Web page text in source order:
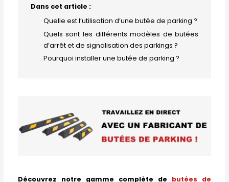
Dans cet article :
Quelle est l’utilisation d’une butée de parking ?
Quels sont les différents modèles de butées
d’arrêt et de signalisation des parkings ?
Pourquoi installer une butée de parking ?
Découvrez notre gamme complète de butées de